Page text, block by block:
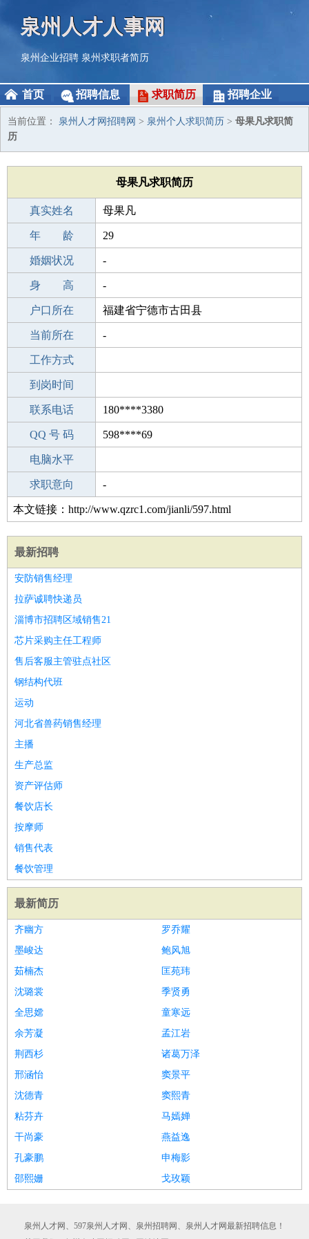
泉州人才人事网
泉州企业招聘 泉州求职者简历
首页 招聘信息 求职简历 招聘企业
当前位置： 泉州人才网招聘网 > 泉州个人求职简历 > 母果凡求职简
历
母果凡求职简历
真实姓名 母果凡
性 别 男
年 龄 29
出生年月 1997-04-04
婚姻状况 -
学 历 初中
身 高 -
毕业学校 金利第一中学
户口所在 福建省宁德市古田县
所学专业 -
当前所在 -
工作经验
工作方式
驾 照
到岗时间
期望月薪
联系电话 180****3380
手机号码 180****3380
QQ 号 码 598****69
微信号码
电脑水平
外语水平
求职意向 -
本文链接：http://www.qzrc1.com/jianli/597.html
最新招聘
安防销售经理
拉萨诚聘快递员
淄博市招聘区域销售21
芯片采购主任工程师
售后客服主管驻点社区
钢结构代班
运动
河北省兽药销售经理
主播
生产总监
资产评估师
餐饮店长
按摩师
销售代表
餐饮管理
最新简历
齐幽方
罗乔耀
墨峻达
鲍风旭
茹楠杰
匡苑玮
沈璐裳
季贤勇
全思嫦
童寒远
余芳凝
孟江岩
荆西杉
诸葛万泽
邢涵怡
窦景平
沈德青
窦熙青
粘芬卉
马嫣婵
干尚豪
燕益逸
孔豪鹏
申梅影
邵熙姗
戈玫颖
泉州人才网、597泉州人才网、泉州招聘网、泉州人才网最新招聘信息！